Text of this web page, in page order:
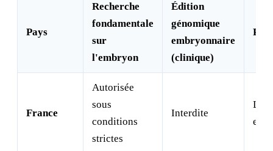
Pays
Recherche
fondamentale
sur
l'embryon
Édition
génomique
embryonnaire
(clinique)
France
Autorisée
sous
conditions
strictes
Interdite
Loi